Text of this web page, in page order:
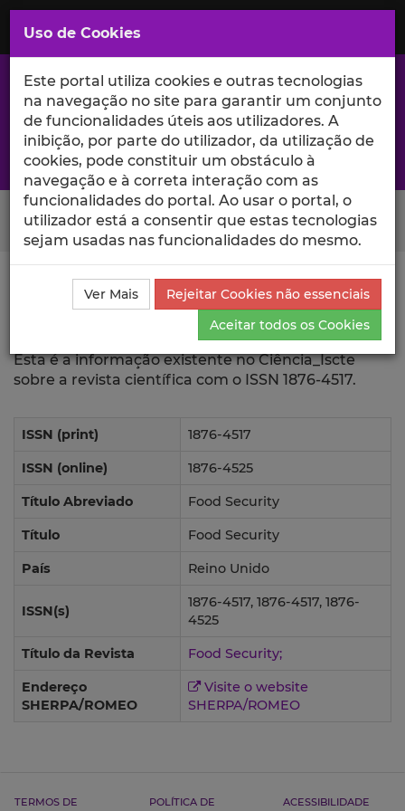
Saltar
para
Conteúdo
Principal
A excelência da investigação e ciência no Iscte
Search Button
Ciência_Iscte Revista Científica
Esta é a informação existente no Ciência_Iscte
sobre a revista científica com o ISSN 1876-4517.
ISSN (print) 1876-4517
ISSN (online) 1876-4525
Título Abreviado Food Security
Título Food Security
País Reino Unido
ISSN(s)
1876-4517, 1876-4517, 1876-
4525
Título da Revista Food Security;
Endereço
SHERPA/ROMEO
Visite o website
SHERPA/ROMEO
TERMOS DE POLÍTICA DE ACESSIBILIDADE
Uso de Cookies
Este portal utiliza cookies e outras tecnologias
na navegação no site para garantir um conjunto
de funcionalidades úteis aos utilizadores. A
inibição, por parte do utilizador, da utilização de
cookies, pode constituir um obstáculo à
navegação e à correta interação com as
funcionalidades do portal. Ao usar o portal, o
utilizador está a consentir que estas tecnologias
sejam usadas nas funcionalidades do mesmo.
Ver Mais
Rejeitar Cookies não essenciais
Aceitar todos os Cookies